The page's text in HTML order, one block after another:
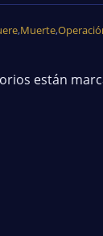
,Muerte,
están